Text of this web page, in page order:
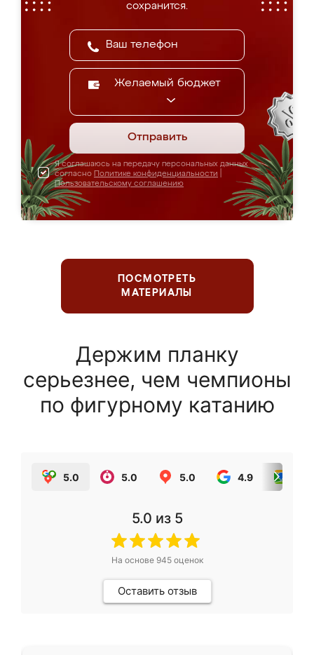
сохранится.
Желаемый бюджет
Отправить
Я соглашаюсь на передачу персональных данных
согласно Политике конфиденциальности
Пользовательскому соглашению
ПОСМОТРЕТЬ
МАТЕРИАЛЫ
Держим планку
серьезнее, чем чемпионы
по фигурному катанию
5.0 5.0 5.0 4.9
5.0 из 5
На основе 945оценок
Оставить отзыв